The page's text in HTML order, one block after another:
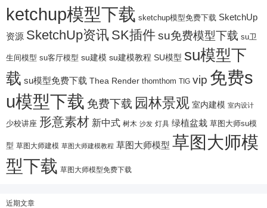
ketchup模型下载 sketchup模型免费下载 SketchUp
资源 SketchUp资讯 SK插件su免费模型下载 su卫
生间模型 su客厅模型 su建模 su建模教程 SU模型 su模型下
载 su模型免费下载 Thea Render thomthom TIG vip 免费s
u模型下载 免费下载 园林景观 室内建模 室内设计
少校讲座 形意素材 新中式 树木 沙发 灯具 绿植盆栽 草图大师su模
型 草图大师建模 草图大师建模教程 草图大师模型 草图大师模
型下载 草图大师模型免费下载
近期文章